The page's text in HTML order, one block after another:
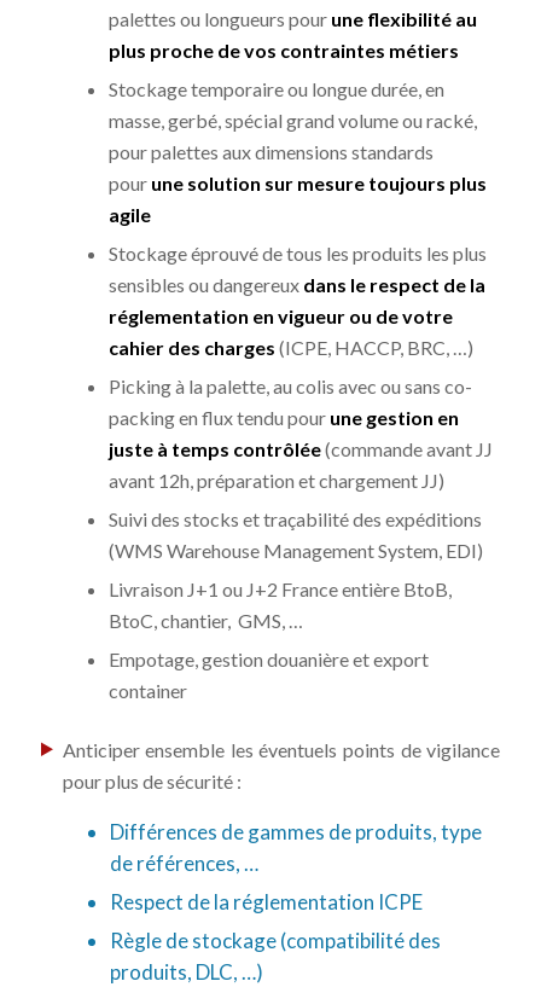
palettes ou longueurs pour une flexibilité au
plus proche de vos contraintes métiers
Stockage temporaire ou longue durée, en
masse, gerbé, spécial grand volume ou racké,
pour palettes aux dimensions standards
pour une solution sur mesure toujours plus
agile
Stockage éprouvé de tous les produits les plus
sensibles ou dangereux dans le respect de la
réglementation en vigueur ou de votre
cahier des charges (ICPE, HACCP, BRC, …)
Picking à la palette, au colis avec ou sans co-
packing en flux tendu pour une gestion en
juste à temps contrôlée(commande avant JJ
avant 12h, préparation et chargement JJ)
Suivi des stocks et traçabilité des expéditions
(WMS Warehouse Management System, EDI)
Livraison J+1 ou J+2 France entière BtoB,
BtoC, chantier, GMS, …
Empotage, gestion douanière et export
container
Anticiper ensemble les éventuels points de vigilance
pour plus de sécurité :
Différences de gammes de produits, type
de références, …
Respect de la réglementation ICPE
Règle de stockage (compatibilité des
produits, DLC, …)